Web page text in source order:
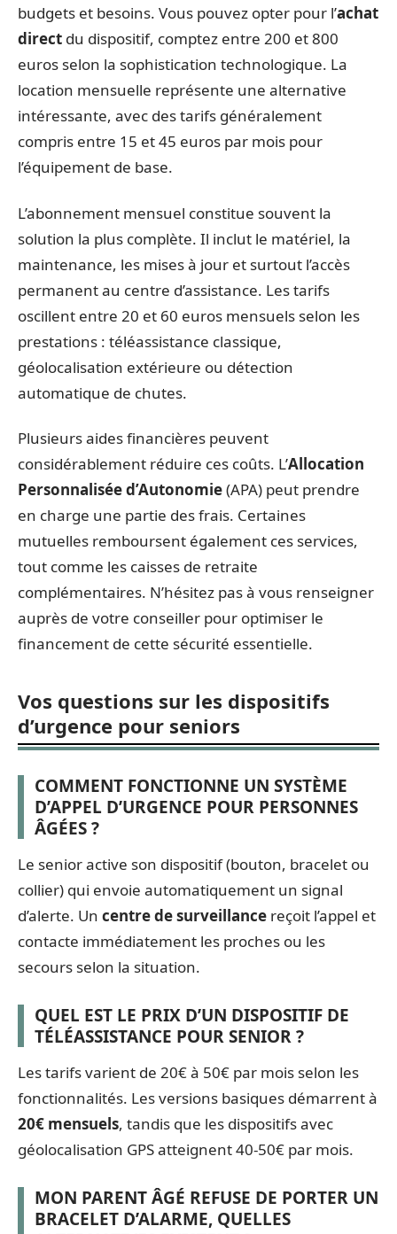
budgets et besoins. Vous pouvez opter pour l’achat
direct du dispositif, comptez entre 200 et 800
euros selon la sophistication technologique. La
location mensuelle représente une alternative
intéressante, avec des tarifs généralement
compris entre 15 et 45 euros par mois pour
l’équipement de base.
L’abonnement mensuel constitue souvent la
solution la plus complète. Il inclut le matériel, la
maintenance, les mises à jour et surtout l’accès
permanent au centre d’assistance. Les tarifs
oscillent entre 20 et 60 euros mensuels selon les
prestations : téléassistance classique,
géolocalisation extérieure ou détection
automatique de chutes.
Plusieurs aides financières peuvent
considérablement réduire ces coûts. L’Allocation
Personnalisée d’Autonomie(APA) peut prendre
en charge une partie des frais. Certaines
mutuelles remboursent également ces services,
tout comme les caisses de retraite
complémentaires. N’hésitez pas à vous renseigner
auprès de votre conseiller pour optimiser le
financement de cette sécurité essentielle.
Vos questions sur les dispositifs
d’urgence pour seniors
COMMENT FONCTIONNE UN SYSTÈME
D’APPEL D’URGENCE POUR PERSONNES
ÂGÉES ?
Le senior active son dispositif (bouton, bracelet ou
collier) qui envoie automatiquement un signal
d’alerte. Un centre de surveillance reçoit l’appel et
contacte immédiatement les proches ou les
secours selon la situation.
QUEL EST LE PRIX D’UN DISPOSITIF DE
TÉLÉASSISTANCE POUR SENIOR ?
Les tarifs varient de 20€ à 50€ par mois selon les
fonctionnalités. Les versions basiques démarrent à
20€ mensuels, tandis que les dispositifs avec
géolocalisation GPS atteignent 40-50€ par mois.
MON PARENT ÂGÉ REFUSE DE PORTER UN
BRACELET D’ALARME, QUELLES